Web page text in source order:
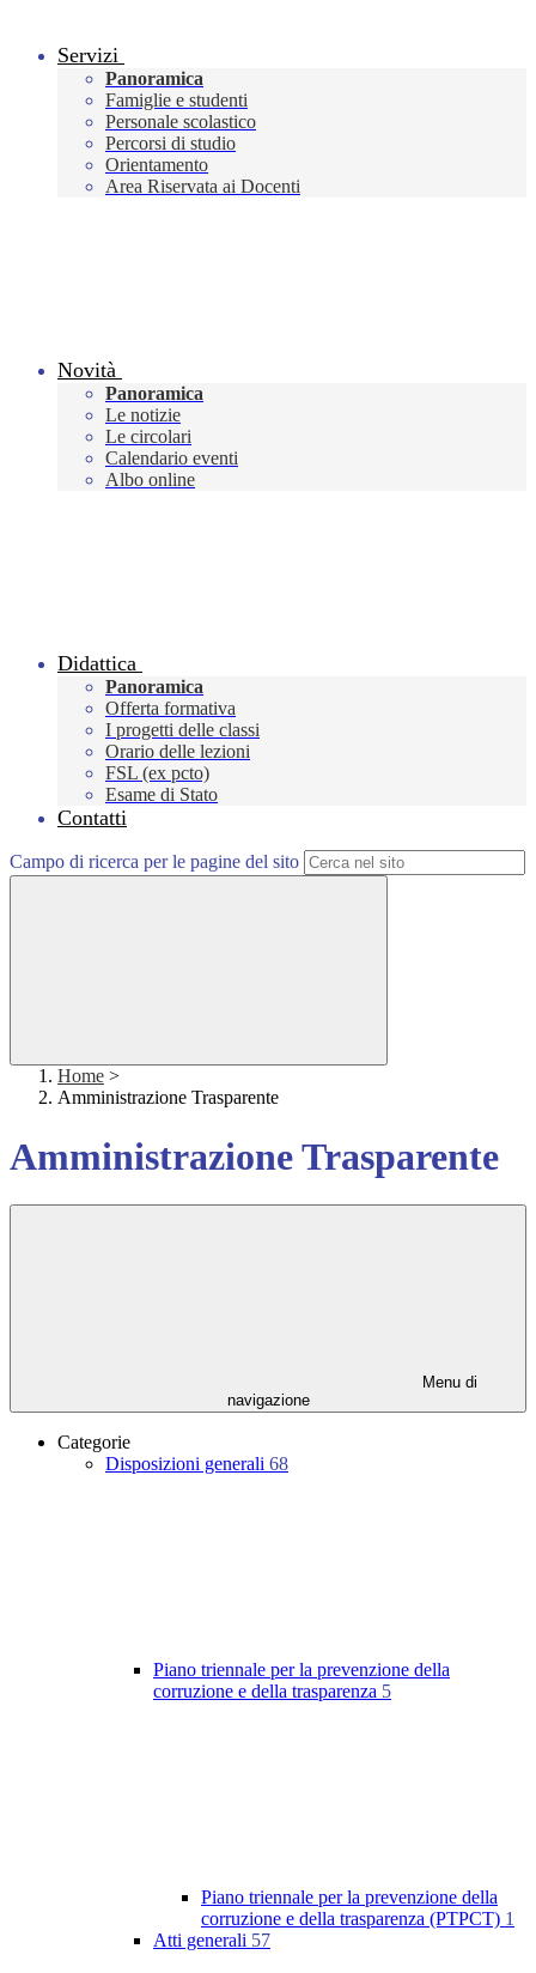
Servizi
Panoramica
Famiglie e studenti
Personale scolastico
Percorsi di studio
Orientamento
Area Riservata ai Docenti
Novità
Panoramica
Le notizie
Le circolari
Calendario eventi
Albo online
Didattica
Panoramica
Offerta formativa
I progetti delle classi
Orario delle lezioni
FSL (ex pcto)
Esame di Stato
Contatti
Campo di ricerca per le pagine del sito
Home >
Amministrazione Trasparente
Amministrazione Trasparente
Menu di
navigazione
Categorie
Disposizioni generali 68
Piano triennale per la prevenzione della
corruzione e della trasparenza 5
Piano triennale per la prevenzione della
corruzione e della trasparenza (PTPCT) 1
Atti generali 57